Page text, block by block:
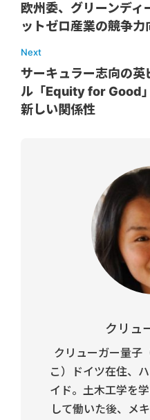
欧州委、グリーンデ
ットゼロ産業の競争力
Next
サーキュラー志向の
ル「Equity for Good
新しい関係性
クリュ
クリューガー量子
こ）ドイツ在住、
イド。土木工学を
して働いた後、メ